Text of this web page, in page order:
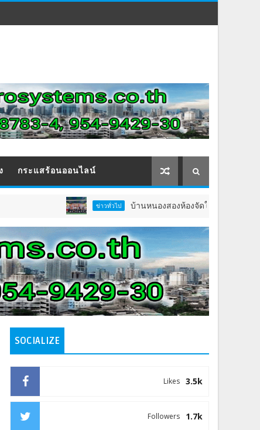
กระแสร้อนออนไลน์
ข่าวทั่วไป บ้านหนองสองห้องจัดใหญ่ “แห่เทียนพรรษา–ผ้า
SOCIALIZE
3.5k
Likes
1.7k
Followers